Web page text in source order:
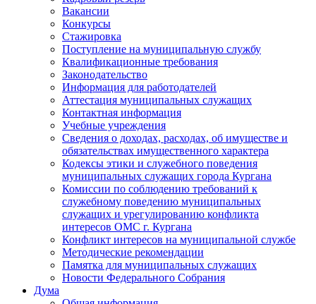
Вакансии
Конкурсы
Стажировка
Поступление на муниципальную службу
Квалификационные требования
Законодательство
Информация для работодателей
Аттестация муниципальных служащих
Контактная информация
Учебные учреждения
Сведения о доходах, расходах, об имуществе и
обязательствах имущественного характера
Кодексы этики и служебного поведения
муниципальных служащих города Кургана
Комиссии по соблюдению требований к
служебному поведению муниципальных
служащих и урегулированию конфликта
интересов ОМС г. Кургана
Конфликт интересов на муниципальной службе
Методические рекомендации
Памятка для муниципальных служащих
Новости Федерального Cобрания
Дума